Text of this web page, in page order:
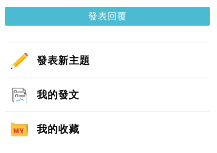
發表回覆
發表新主題
我的發文
我的收藏